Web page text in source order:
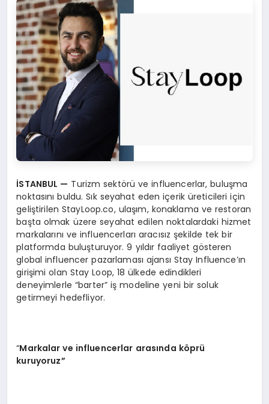
İSTANBUL — Turizm sektörü ve influencerlar, buluşma
noktasını buldu. Sık seyahat eden içerik üreticileri için
geliştirilen StayLoop.co, ulaşım, konaklama ve restoran
başta olmak üzere seyahat edilen noktalardaki hizmet
markalarını ve influencerları aracısız şekilde tek bir
platformda buluşturuyor. 9 yıldır faaliyet gösteren
global influencer pazarlaması ajansı Stay Influence’ın
girişimi olan Stay Loop, 18 ülkede edindikleri
deneyimlerle “barter” iş modeline yeni bir soluk
getirmeyi hedefliyor.
“Markalar ve influencerlar arasında köprü
kuruyoruz”